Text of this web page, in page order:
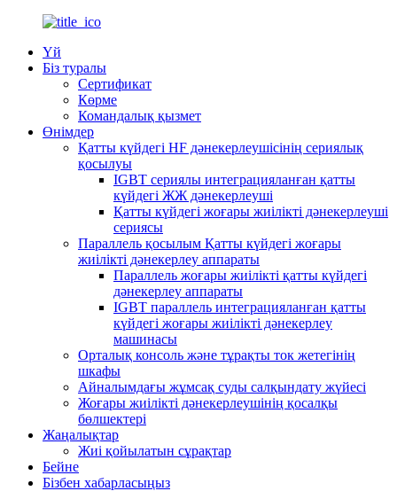
Үй
Біз туралы
Сертификат
Көрме
Командалық қызмет
Өнімдер
Қатты күйдегі HF дәнекерлеушісінің сериялық
қосылуы
IGBT сериялы интеграцияланған қатты
күйдегі ЖЖ дәнекерлеуші
Қатты күйдегі жоғары жиілікті дәнекерлеуші
​​сериясы
Параллель қосылым Қатты күйдегі жоғары
жиілікті дәнекерлеу аппараты
Параллель жоғары жиілікті қатты күйдегі
дәнекерлеу аппараты
IGBT параллель интеграцияланған қатты
күйдегі жоғары жиілікті дәнекерлеу
машинасы
Орталық консоль және тұрақты ток жетегінің
шкафы
Айналымдағы жұмсақ суды салқындату жүйесі
Жоғары жиілікті дәнекерлеушінің қосалқы
бөлшектері
Жаңалықтар
Жиі қойылатын сұрақтар
Бейне
Бізбен хабарласыңыз